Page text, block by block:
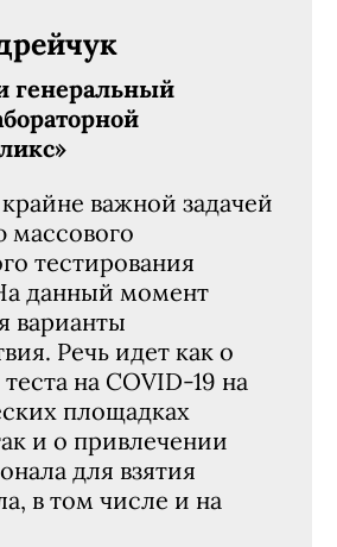
генеральный
важной задачей
массового
тестирования
данный момент
варианты
Речь идет как о
на COVID-19 на
площадках
и о привлечении
для взятия
в том числе и на